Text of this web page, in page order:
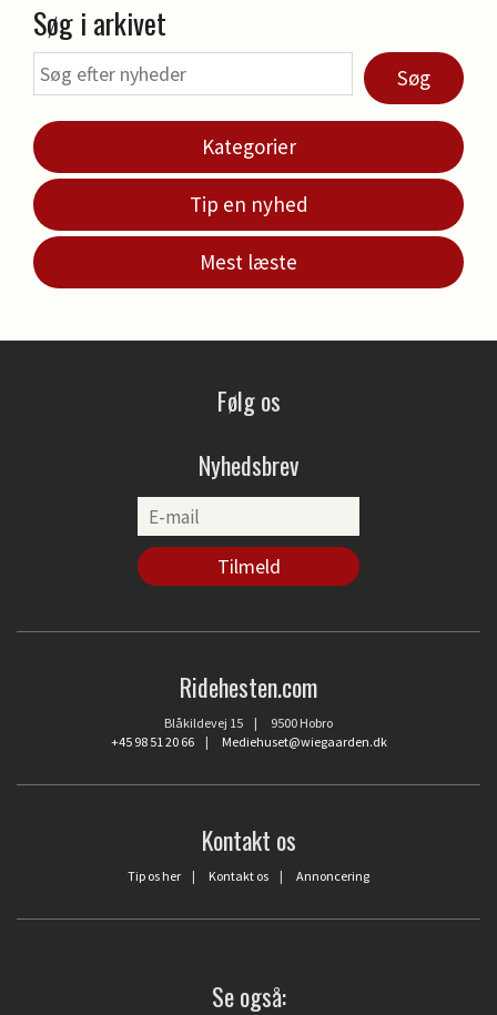
Søg i arkivet
Søg
Kategorier
Tip en nyhed
Mest læste
Følg os
Nyhedsbrev
Ridehesten.com
Blåkildevej 15 | 9500 Hobro
+45 98 51 20 66| Mediehuset@wiegaarden.dk
Kontakt os
Tip os her | Kontakt os | Annoncering
Se også: